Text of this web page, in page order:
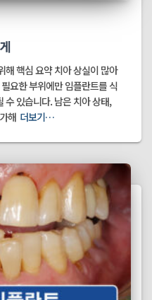
해 핵심 요약 치아 상실이 많아
요한 부위에만 임플란트를 식
수 있습니다. 남은 치아 상태,
해 더보기…